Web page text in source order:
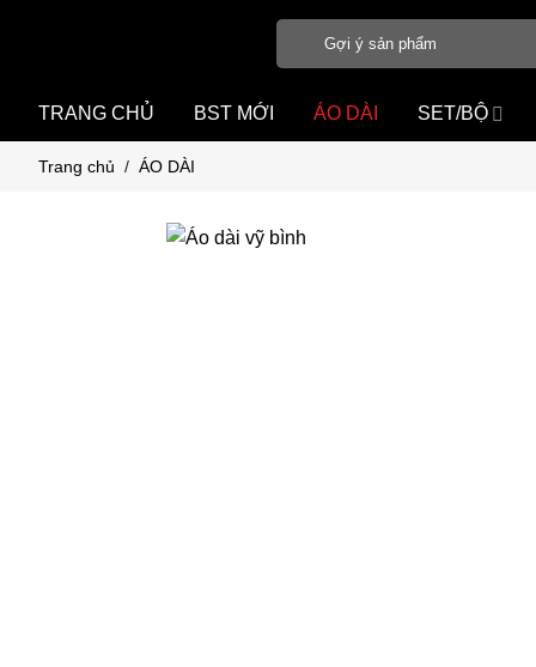
dung
Tìm
TRANG CHỦ BST MỚI ÁO DÀI SET/BỘ
Trang chủ / ÁO DÀI